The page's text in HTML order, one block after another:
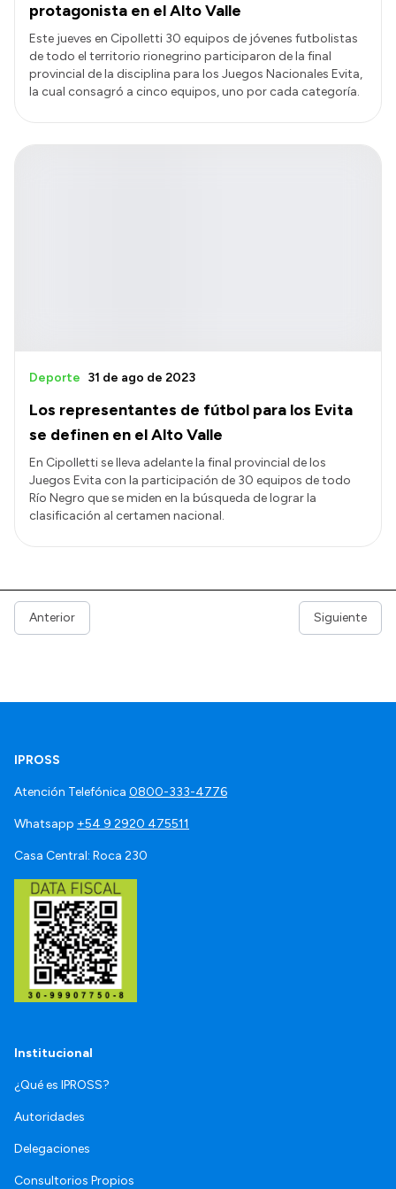
protagonista en el Alto Valle
Este jueves en Cipolletti 30 equipos de jóvenes futbolistas
de todo el territorio rionegrino participaron de la final
provincial de la disciplina para los Juegos Nacionales Evita,
la cual consagró a cinco equipos, uno por cada categoría.
Los representantes de fútbol para los Evita
se definen en el Alto Valle
Deporte 31 de ago de 2023
En Cipolletti se lleva adelante la final provincial de los
Juegos Evita con la participación de 30 equipos de todo
Río Negro que se miden en la búsqueda de lograr la
clasificación al certamen nacional.
Anterior Siguiente
IPROSS
Atención Telefónica 0800-333-4776
Whatsapp +54 9 2920 475511
Casa Central: Roca 230
Institucional
¿Qué es IPROSS?
Autoridades
Delegaciones
Consultorios Propios